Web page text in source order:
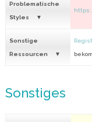
Problematische
Styles
Sonstige
Ressourcen
Sonstiges